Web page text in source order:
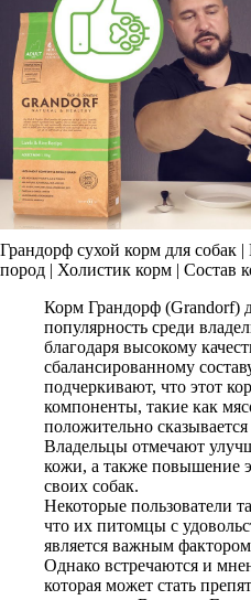
Грандорф сухой корм для собак
пород | Холистик корм | Состав
Корм Грандорф (Grandorf)
популярность среди
благодаря высокому
сбалансированному
подчеркивают, что этот
компоненты, такие как
положительно
Владельцы отмечают
кожи, а также повышение
своих собак.
Некоторые пользователи
что их питомцы с
является важным
Однако встречаются и
которая может стать